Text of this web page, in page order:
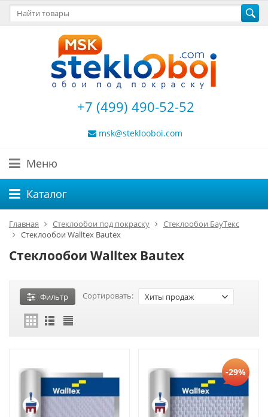
+7 (499) 490-52-52
msk@steklooboi.com
Меню
Каталог
Главная Стеклообои под покраску
Стеклообои БауТекс
Стеклообои Walltex Bautex
Стеклообои Walltex Bautex
Фильтр Сортировать: Хиты продаж
-29%